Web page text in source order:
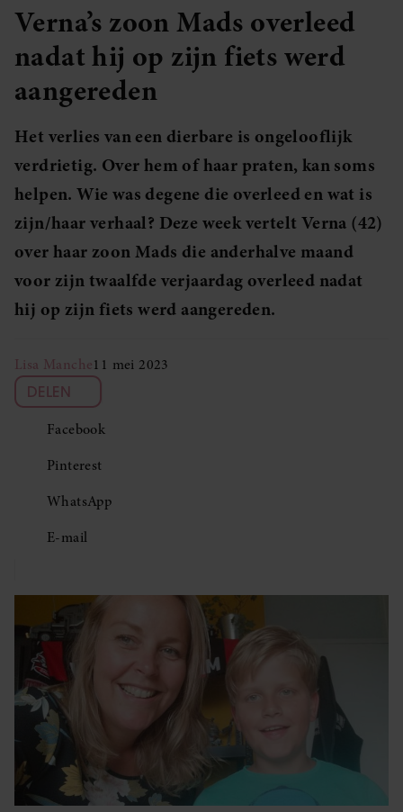
Verna’s zoon Mads overleed
nadat hij op zijn fiets werd
aangereden
Het verlies van een dierbare is ongelooflijk
verdrietig. Over hem of haar praten, kan soms
helpen. Wie was degene die overleed en wat is
zijn/haar verhaal? Deze week vertelt Verna (42)
over haar zoon Mads die anderhalve maand
voor zijn twaalfde verjaardag overleed nadat
hij op zijn fiets werd aangereden.
Lisa Manche11 mei 2023
DELEN
Facebook
Pinterest
WhatsApp
E-mail